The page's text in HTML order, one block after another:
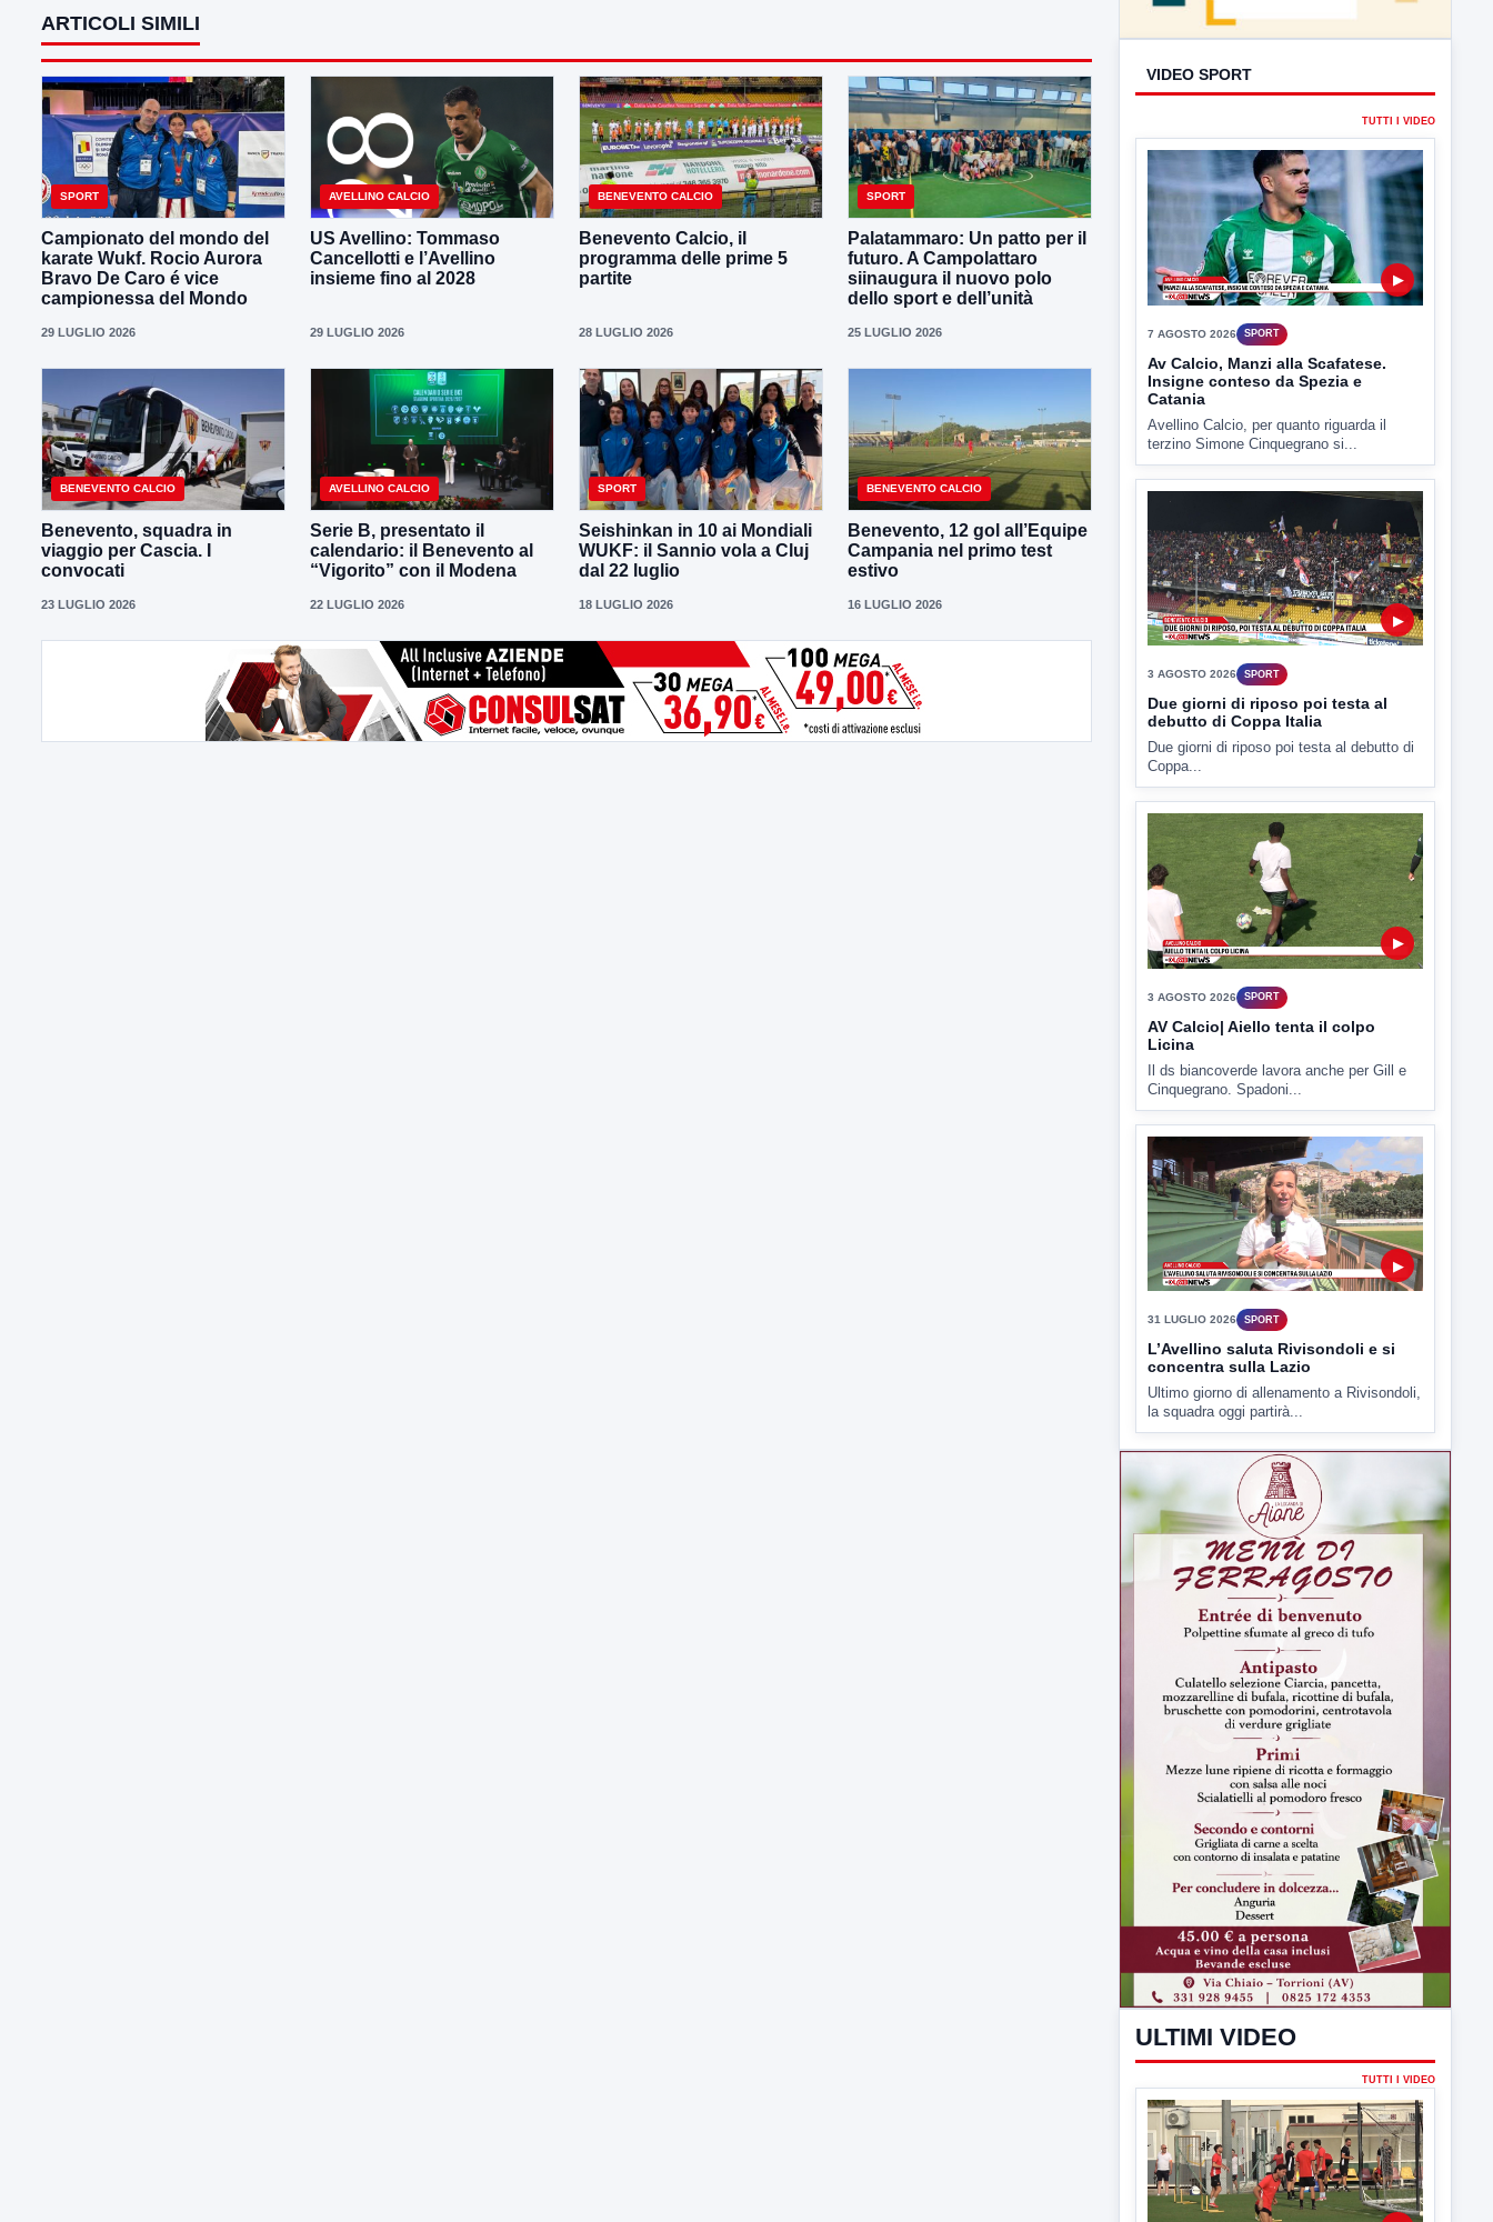
ARTICOLI SIMILI
SPORT
Campionato del mondo del
karate Wukf. Rocio Aurora
Bravo De Caro é vice
campionessa del Mondo
29 LUGLIO 2026
AVELLINO CALCIO
US Avellino: Tommaso
Cancellotti e l’Avellino
insieme fino al 2028
29 LUGLIO 2026
BENEVENTO CALCIO
Benevento Calcio, il
programma delle prime 5
partite
28 LUGLIO 2026
SPORT
Palatammaro: Un patto per il
futuro. A Campolattaro
siinaugura il nuovo polo
dello sport e dell’unità
25 LUGLIO 2026
BENEVENTO CALCIO
Benevento, squadra in
viaggio per Cascia. I
convocati
23 LUGLIO 2026
AVELLINO CALCIO
Serie B, presentato il
calendario: il Benevento al
“Vigorito” con il Modena
22 LUGLIO 2026
SPORT
Seishinkan in 10 ai Mondiali
WUKF: il Sannio vola a Cluj
dal 22 luglio
18 LUGLIO 2026
BENEVENTO CALCIO
Benevento, 12 gol all’Equipe
Campania nel primo test
estivo
16 LUGLIO 2026
VIDEO SPORT
TUTTI I VIDEO
▶
7 AGOSTO 2026 SPORT
Av Calcio, Manzi alla Scafatese.
Insigne conteso da Spezia e
Catania
Avellino Calcio, per quanto riguarda il
terzino Simone Cinquegrano si...
▶
3 AGOSTO 2026 SPORT
Due giorni di riposo poi testa al
debutto di Coppa Italia
Due giorni di riposo poi testa al debutto di
Coppa...
▶
3 AGOSTO 2026 SPORT
AV Calcio| Aiello tenta il colpo
Licina
Il ds biancoverde lavora anche per Gill e
Cinquegrano. Spadoni...
▶
31 LUGLIO 2026 SPORT
L’Avellino saluta Rivisondoli e si
concentra sulla Lazio
Ultimo giorno di allenamento a Rivisondoli,
la squadra oggi partirà...
ULTIMI VIDEO
TUTTI I VIDEO